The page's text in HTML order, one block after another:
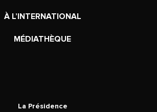
À L’INTERNATIONAL
MÉDIATHÈQUE
La Présidence